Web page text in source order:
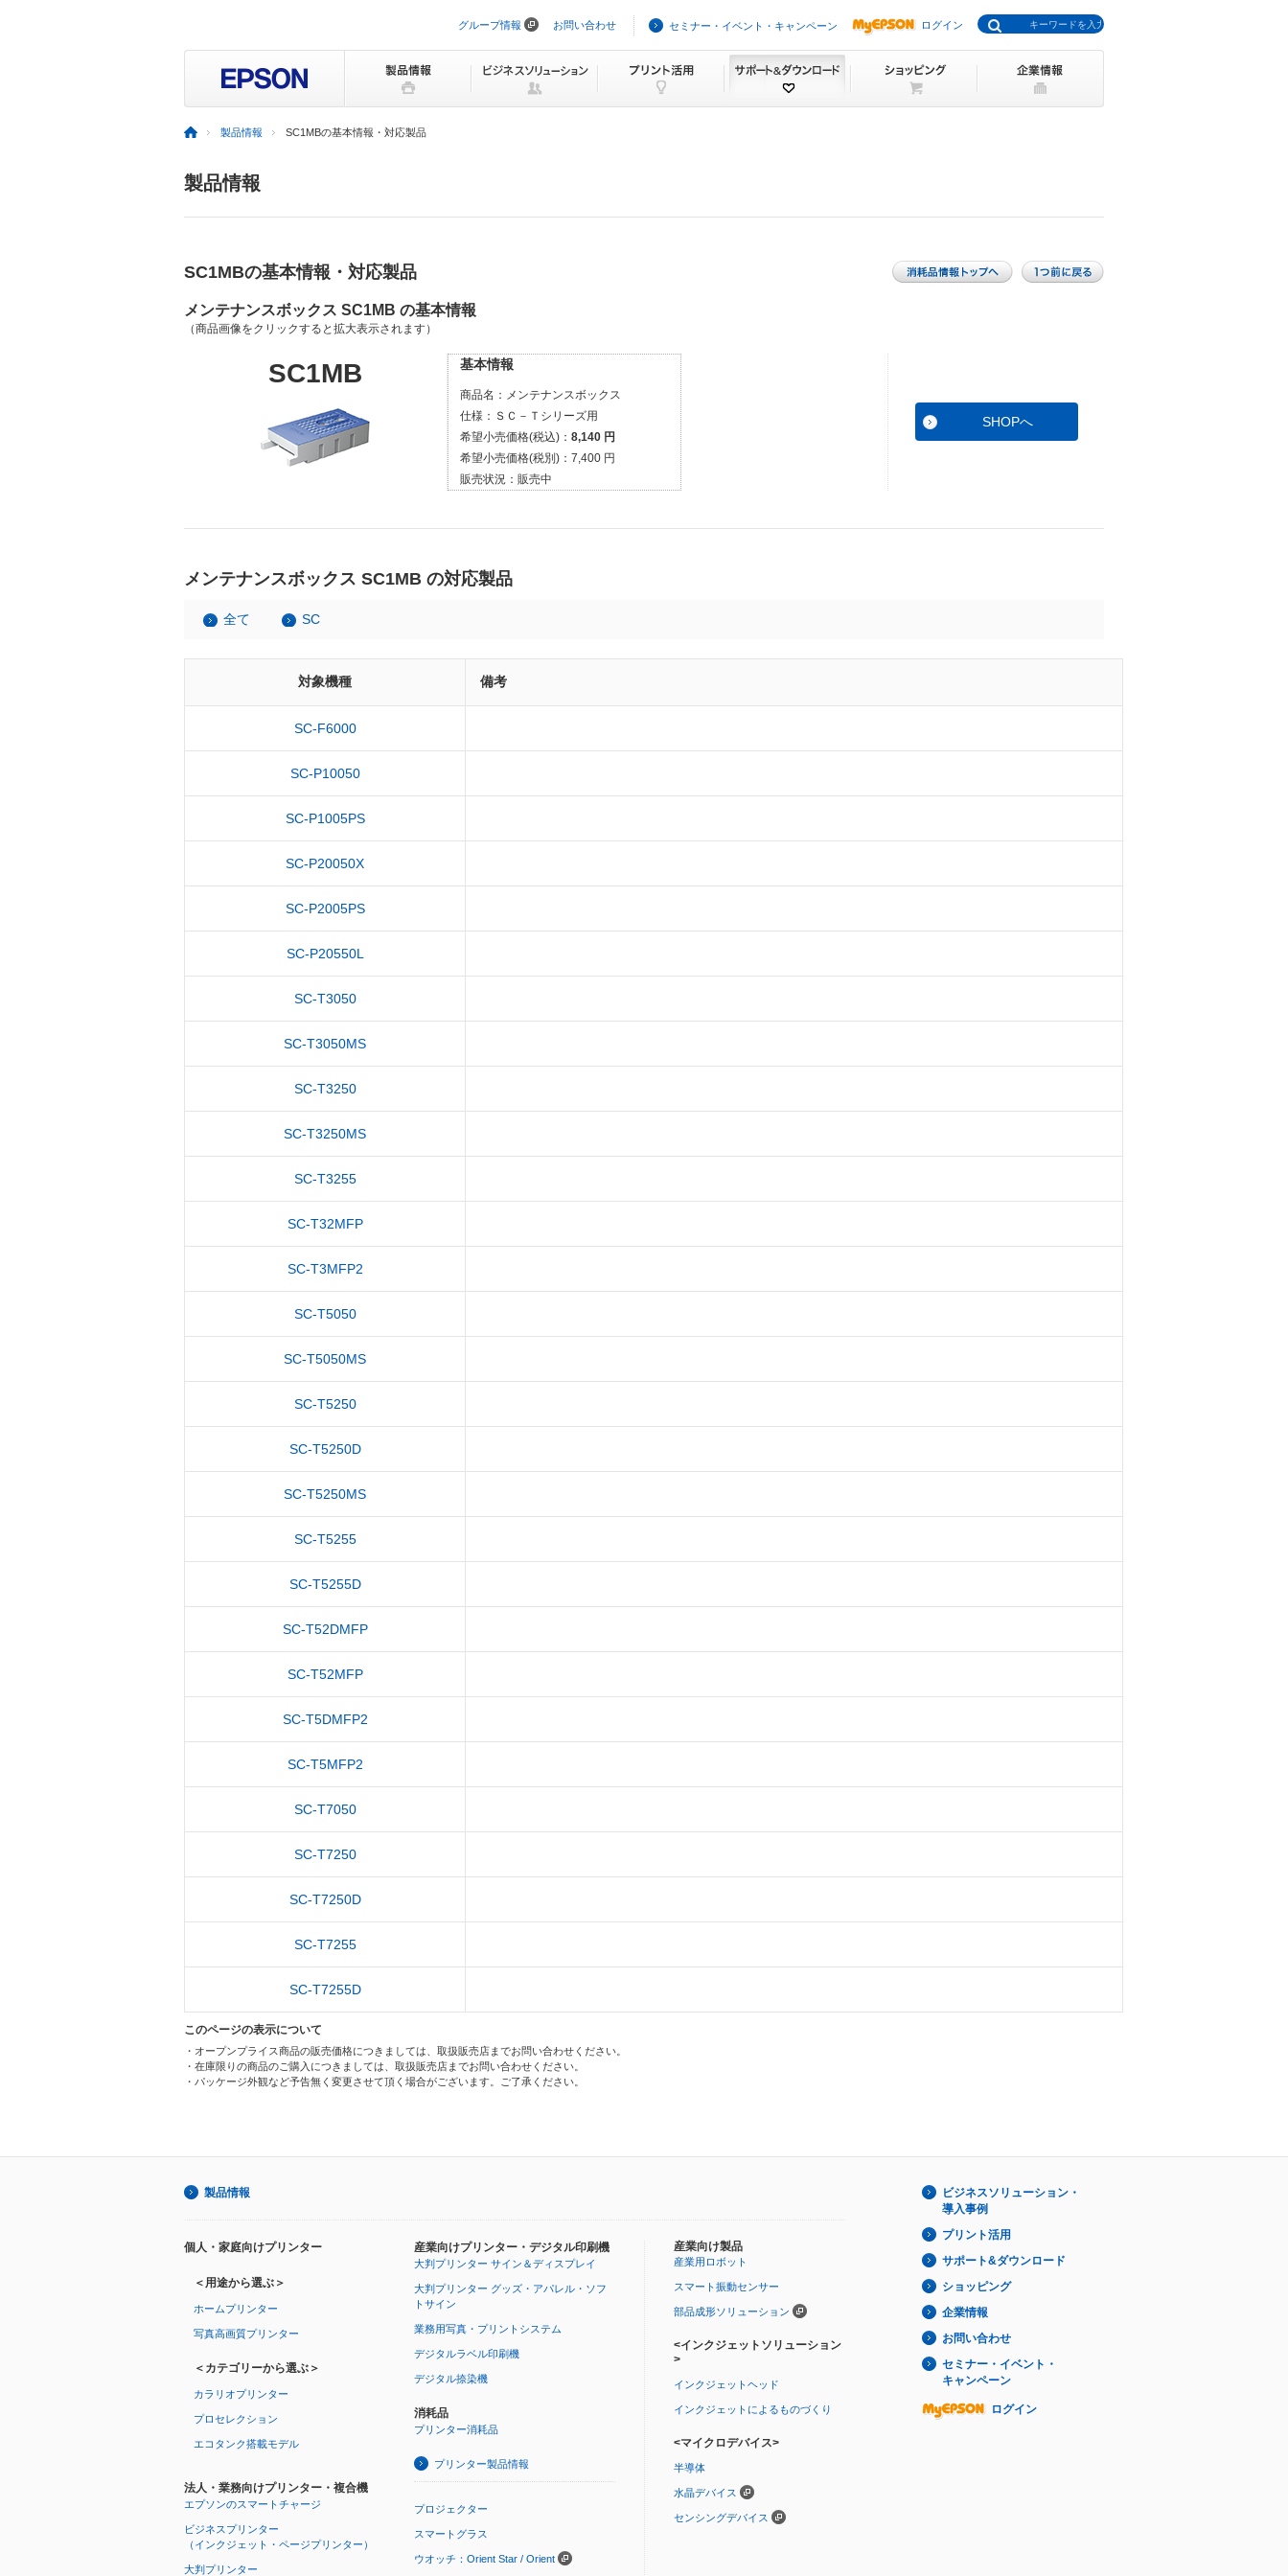
ビ
ョ
グループ情報 お問い合わせ セミナー・イベント・キャンペーン ログイン
製品情報 SC1MBの基本情報・対応製品
製品情報
SC1MBの基本情報・対応製品
メンテナンスボックス SC1MB の基本情報
（商品画像をクリックすると拡大表示されます）
SC1MB 基本情報
商品名： メンテナンスボックス
仕様： ＳＣ－Ｔシリーズ用
希望小売価格(税込)： 8,140 円
希望小売価格(税別)： 7,400 円
販売状況： 販売中
SHOPへ
メンテナンスボックス SC1MB の対応製品
全て SC
対象機種 備考
SC-F6000
SC-P10050
SC-P1005PS
SC-P20050X
SC-P2005PS
SC-P20550L
SC-T3050
SC-T3050MS
SC-T3250
SC-T3250MS
SC-T3255
SC-T32MFP
SC-T3MFP2
SC-T5050
SC-T5050MS
SC-T5250
SC-T5250D
SC-T5250MS
SC-T5255
SC-T5255D
SC-T52DMFP
SC-T52MFP
SC-T5DMFP2
SC-T5MFP2
SC-T7050
SC-T7250
SC-T7250D
SC-T7255
SC-T7255D
このページの表示について
・オープンプライス商品の販売価格につきましては、取扱販売店までお問い合わせください。
・在庫限りの商品のご購入につきましては、取扱販売店までお問い合わせください。
・パッケージ外観など予告無く変更させて頂く場合がございます。ご了承ください。
製品情報
個人・家庭向けプリンター
＜用途から選ぶ＞
ホームプリンター
写真高画質プリンター
＜カテゴリーから選ぶ＞
カラリオプリンター
プロセレクション
エコタンク搭載モデル
法人・業務向けプリンター・複合機
エプソンのスマートチャージ
ビジネスプリンター
（インクジェット・ページプリンター）
大判プリンター
産業向けプリンター・デジタル印刷機
大判プリンター サイン＆ディスプレイ
大判プリンター グッズ・アパレル・ソフ
トサイン
業務用写真・プリントシステム
デジタルラベル印刷機
デジタル捺染機
消耗品
プリンター消耗品
プリンター製品情報
プロジェクター
スマートグラス
ウオッチ：Orient Star / Orient
産業向け製品
産業用ロボット
スマート振動センサー
部品成形ソリューション
<インクジェットソリューション
>
インクジェットヘッド
インクジェットによるものづくり
<マイクロデバイス>
半導体
水晶デバイス
センシングデバイス
ビジネスソリューション・
導入事例
プリント活用
サポート&ダウンロード
ショッピング
企業情報
お問い合わせ
セミナー・イベント・
キャンペーン
ログイン